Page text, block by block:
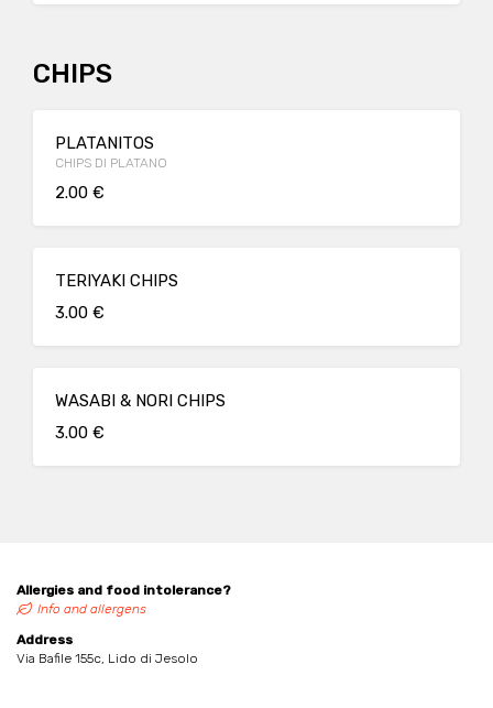
CHIPS
PLATANITOS
CHIPS DI PLATANO
2.00 €
TERIYAKI CHIPS
3.00 €
WASABI & NORI CHIPS
3.00 €
Allergies and food intolerance?
Info and allergens
Address
Via Bafile 155c, Lido di Jesolo